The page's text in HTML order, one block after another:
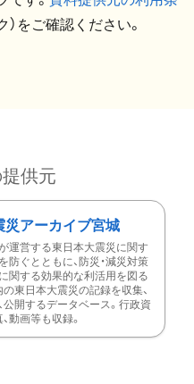
）をご確認ください。
供元
災アーカイブ宮城
運営する東日本大震災に関す
防ぐとともに、防災・減災対策
関する効果的な利活用を図る
の東日本大震災の記録を収集、
公開するデータベース。行政資
動画等も収録。